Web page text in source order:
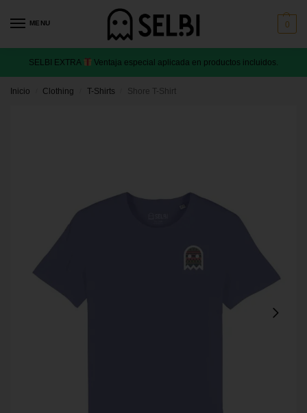
MENU 0
SELBI EXTRA Ventaja especial aplicada en productos incluidos.
Inicio Clothing T-Shirts Shore T-Shirt